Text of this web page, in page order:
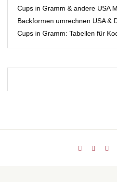
Cups in Gramm & andere USA
Backformen umrechnen USA &
Cups in Gramm: Tabellen für